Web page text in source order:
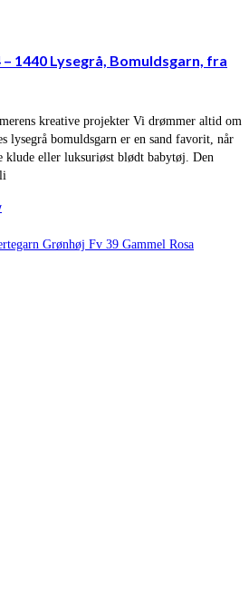
1440 Lysegrå, Bomuldsgarn, fra
kreative projekter Vi drømmer altid om
lysegrå bomuldsgarn er en sand favorit, når
klude eller luksuriøst blødt babytøj. Den